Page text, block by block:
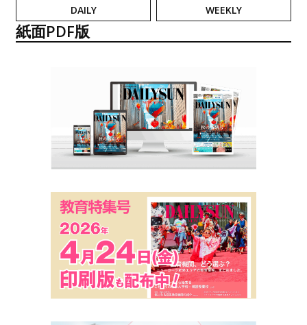
DAILY WEEKLY
紙面PDF版